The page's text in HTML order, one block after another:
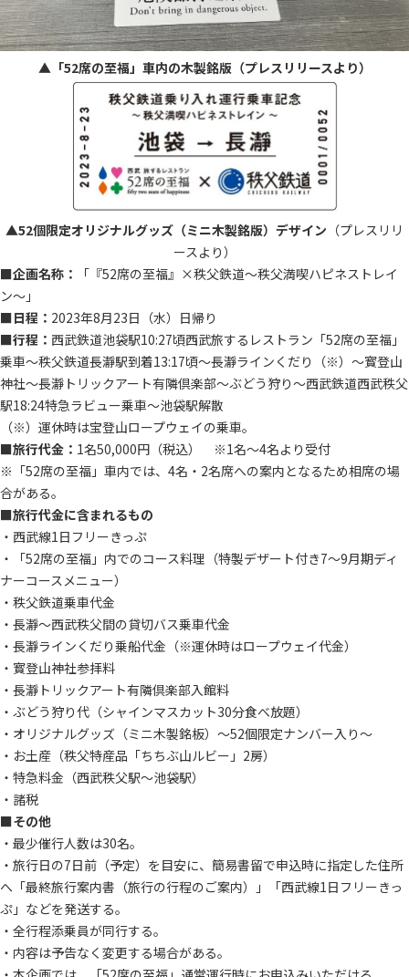
▲「52席の至福」車内の木製銘版（プレスリリースより）
▲52個限定オリジナルグッズ（ミニ木製銘版）デザイン （プレスリリ
ースより）
■企画名称：
「『52席の至福』×秩父鉄道～秩父満喫ハピネストレイ
ン～」
■日程： 2023年8月23日（水）日帰り
■行程： 西武鉄道池袋駅10:27頃西武旅するレストラン「52席の至福」
乗車～秩父鉄道長瀞駅到着13:17頃～長瀞ラインくだり（※）～寳登山
神社～長瀞トリックアート有隣倶楽部～ぶどう狩り～西武鉄道西武秩父
駅18:24特急ラビュー乗車～池袋駅解散
（※）運休時は宝登山ロープウェイの乗車。
■旅行代金： 1名50,000円（税込） ※1名～4名より受付
※「52席の至福」車内では、4名・2名席への案内となるため相席の場
合がある。
■旅行代金に含まれるもの
・西武線1日フリーきっぷ
・「52席の至福」内でのコース料理（特製デザート付き7～9月期ディ
ナーコースメニュー）
・秩父鉄道乗車代金
・長瀞～西武秩父間の貸切バス乗車代金
・長瀞ラインくだり乗船代金（※運休時はロープウェイ代金）
・寳登山神社参拝料
・長瀞トリックアート有隣倶楽部入館料
・ぶどう狩り代（シャインマスカット30分食べ放題）
・オリジナルグッズ（ミニ木製銘板）～52個限定ナンバー入り～
・お土産（秩父特産品「ちちぶ山ルビー」2房）
・特急料金（西武秩父駅～池袋駅）
・諸税
■その他
・最少催行人数は30名。
・旅行日の7日前（予定）を目安に、簡易書留で申込時に指定した住所
へ「最終旅行案内書（旅行の行程のご案内）」「西武線1日フリーきっ
ぷ」などを発送する。
・全行程添乗員が同行する。
・内容は予告なく変更する場合がある。